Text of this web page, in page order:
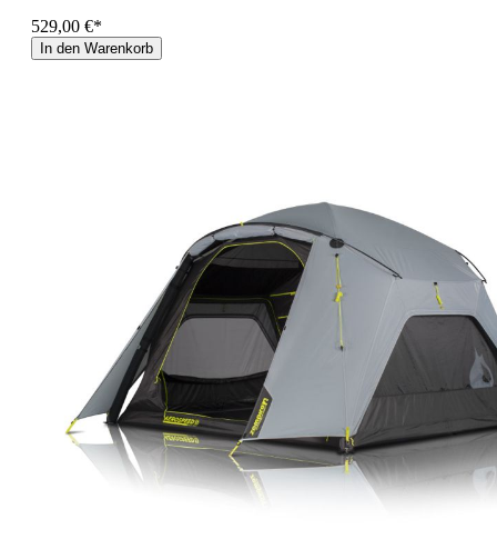
529,00 €*
In den Warenkorb